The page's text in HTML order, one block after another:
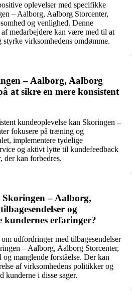
oplevelser med specifikke
– Aalborg, Aalborg Storcenter,
og venlighed. Denne
medarbejdere kan være med til at
virksomhedens omdømme.
– Aalborg, Aalborg
at sikre en mere konsistent
kundeoplevelse kan Skoringen –
fokusere på træning og
implementere tydelige
og aktivt lytte til kundefeedback
der kan forbedres.
– Aalborg,
og
kundernes erfaringer?
udfordringer med tilbagesendelser
– Aalborg, Aalborg Storcenter,
manglende forståelse. Der kan
af virksomhedens politikker og
kunderne i disse sager.